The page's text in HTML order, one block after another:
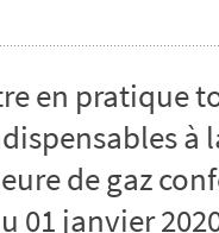
en pratique
à
de gaz
01 janvier